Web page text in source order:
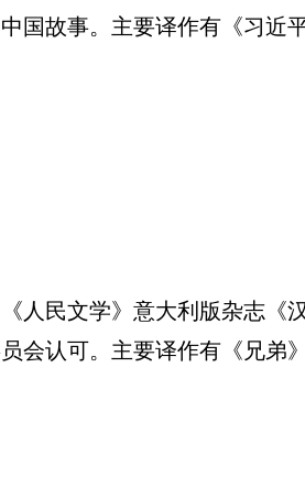
国故事。主要译作有《习近
民文学》意大利版杂志《
会认可。主要译作有《兄弟